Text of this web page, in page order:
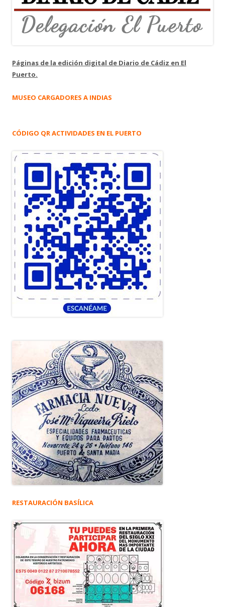
Páginas de la edición digital de Diario de Cádiz en El
Puerto.
MUSEO CARGADORES A INDIAS
CÓDIGO QR ACTIVIDADES EN EL PUERTO
RESTAURACIÓN BASÍLICA